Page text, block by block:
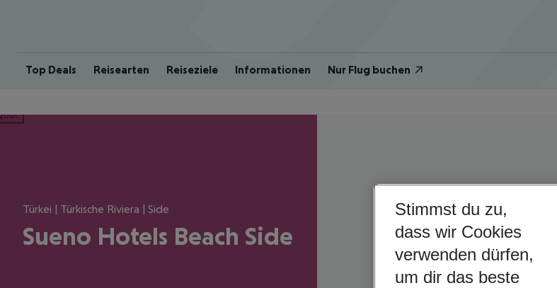
Top Deals Reisearten Reiseziele Informationen Nur Flug buchen
Türkei | Türkische Riviera | Side
Sueno Hotels Beach Side
Stimmst du zu,
dass wir Cookies
verwenden dürfen,
um dir das beste